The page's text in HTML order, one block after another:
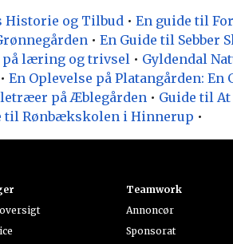
Historie og Tilbud • En guide til
• En Guide til Sebber
på læring og trivsel • Gyldendal
• En Oplevelse på Platangården: En
på Æblegården • Guide til
til Rønbækskolen i Hinnerup •
Teamwork
Annoncør
Sponsorat